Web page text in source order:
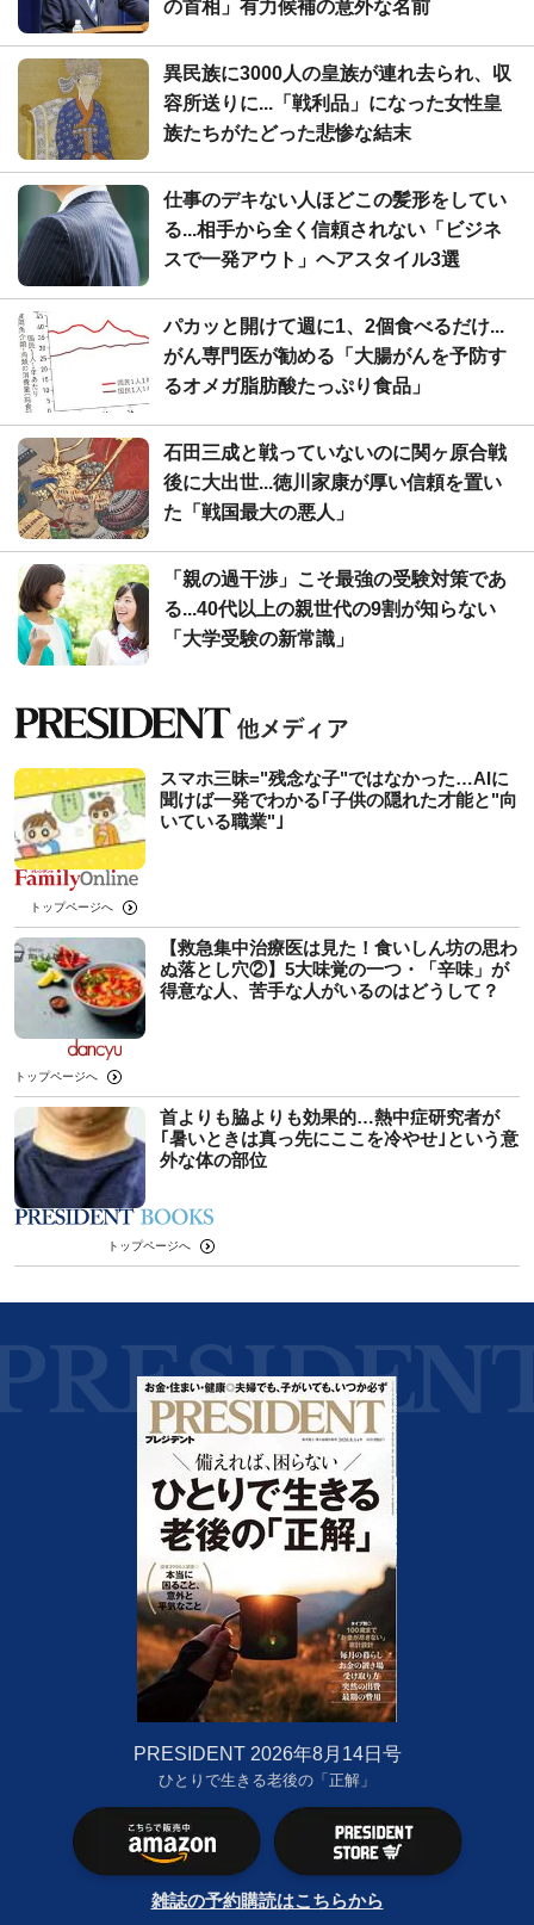
の首相」有力候補の意外な名前
異民族に3000人の皇族が連れ去られ、収
容所送りに...「戦利品」になった女性皇
族たちがたどった悲惨な結末
仕事のデキない人ほどこの髪形をしてい
る...相手から全く信頼されない「ビジネ
スで一発アウト」ヘアスタイル3選
パカッと開けて週に1、2個食べるだけ...
がん専門医が勧める「大腸がんを予防す
るオメガ脂肪酸たっぷり食品」
石田三成と戦っていないのに関ヶ原合戦
後に大出世...徳川家康が厚い信頼を置い
た「戦国最大の悪人」
「親の過干渉」こそ最強の受験対策であ
る...40代以上の親世代の9割が知らない
「大学受験の新常識」
スマホ三昧="残念な子"ではなかった…AIに
聞けば一発でわかる｢子供の隠れた才能と"向
いている職業"｣
トップページへ
【救急集中治療医は見た！食いしん坊の思わ
ぬ落とし穴②】5大味覚の一つ・「辛味」が
得意な人、苦手な人がいるのはどうして？
トップページへ
首よりも脇よりも効果的…熱中症研究者が
｢暑いときは真っ先にここを冷やせ｣という意
外な体の部位
トップページへ
PRESIDENT 2026年8月14日号
ひとりで生きる老後の「正解」
雑誌の予約購読はこちらから